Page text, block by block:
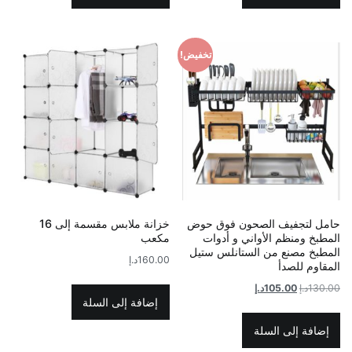
تخفيض!
حامل لتجفيف الصحون فوق حوض
المطبخ ومنظم الأواني و أدوات
المطبخ مصنع من الستانلس ستيل
المقاوم للصدأ
130.00د.إ السعر
130.00د.إ.
105.00د.إ
105.00د.إ.
إضافة إلى السلة
خزانة ملابس مقسمة إلى 16
مكعب
160.00د.إ
إضافة إلى السلة